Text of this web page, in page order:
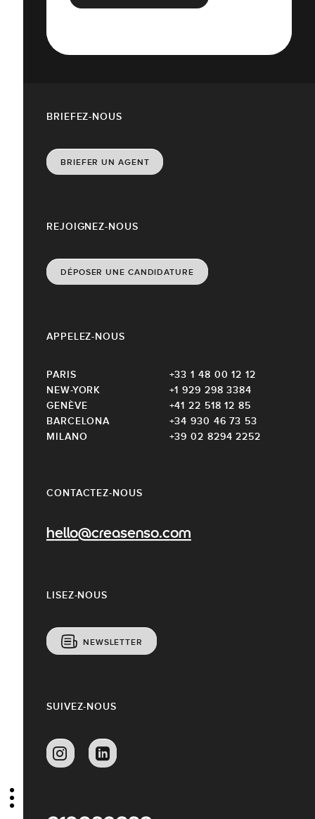
CONTACTEZ-NOUS
hello@creasenso.com
REJOIGNEZ-NOUS
DÉPOSER UNE CANDIDATURE
LISEZ-NOUS
NEWSLETTER
APPELEZ-NOUS
PARIS
+33 1 48 00 12 12
NEW-YORK
+1 929 298 3384
GENÈVE
+41 22 518 12 85
BARCELONA
+34 930 46 73 53
MILANO
+39 02 8294 2252
BRIEFEZ-NOUS
BRIEFER UN AGENT
SUIVEZ-NOUS